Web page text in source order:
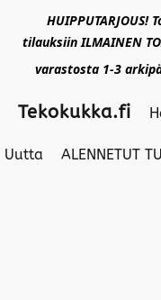
tilauksiin ILMAINEN
varastosta 1-3
Tekokukka.fi
Uutta ALENNETUT